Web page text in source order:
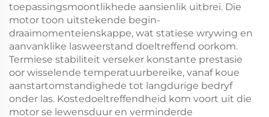
toepassingsmoontlikhede aansienlik uitbrei. Die
motor toon uitstekende begin-
draaimomenteienskappe, wat statiese wrywing en
aanvanklike lasweerstand doeltreffend oorkom.
Termiese stabiliteit verseker konstante prestasie
oor wisselende temperatuurbereike, vanaf koue
aanstartomstandighede tot langdurige bedryf
onder las. Kostedoeltreffendheid kom voort uit die
motor se lewensduur en verminderde